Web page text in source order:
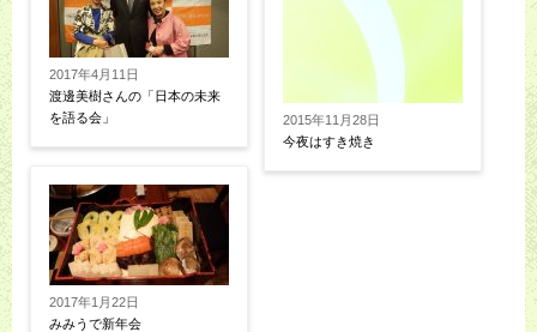
2017年4月11日
渡邊美樹さんの「日本の未来
を語る会」
2017年1月22日
みみうで新年会
2015年11月28日
今夜はすき焼き